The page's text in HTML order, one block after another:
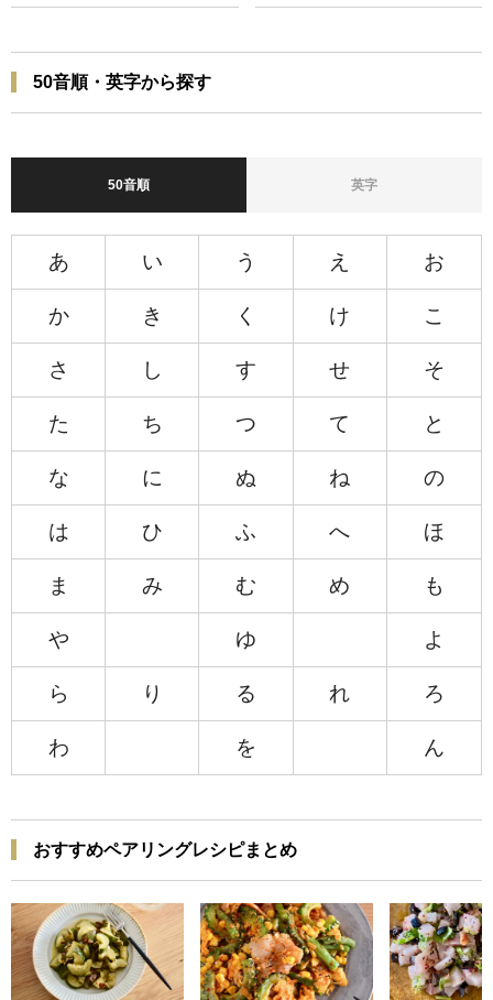
50音順・英字から探す
50音順 英字
あ い う え お
か き く け こ
さ し す せ そ
た ち つ て と
な に ぬ ね の
は ひ ふ へ ほ
ま み む め も
や ゆ よ
ら り る れ ろ
わ を ん
おすすめペアリングレシピまとめ